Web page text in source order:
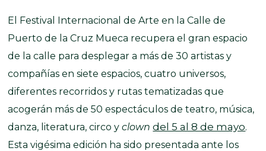
El Festival Internacional de Arte en la Calle de
Puerto de la Cruz Mueca recupera el gran espacio
de la calle para desplegar a más de 30 artistas y
compañías en siete espacios, cuatro universos,
diferentes recorridos y rutas tematizadas que
acogerán más de 50 espectáculos de teatro, música,
danza, literatura, circo yclown del 5 al 8 de mayo.
Esta vigésima edición ha sido presentada ante los